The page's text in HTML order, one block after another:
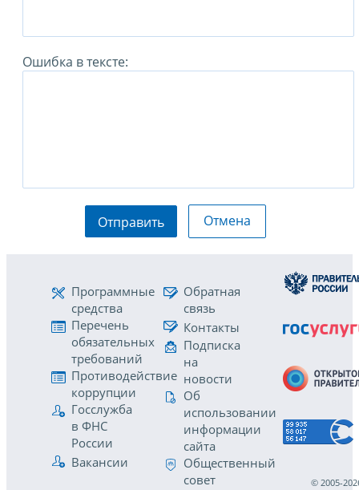
Ошибка в тексте:
Отправить Отмена
Программные
средства
Перечень
обязательных
требований
Противодействие
коррупции
Госслужба
в ФНС
России
Вакансии
Обратная
связь
Контакты
Подписка
на
новости
Об
использовании
информации
сайта
Общественный
совет
© 2005-